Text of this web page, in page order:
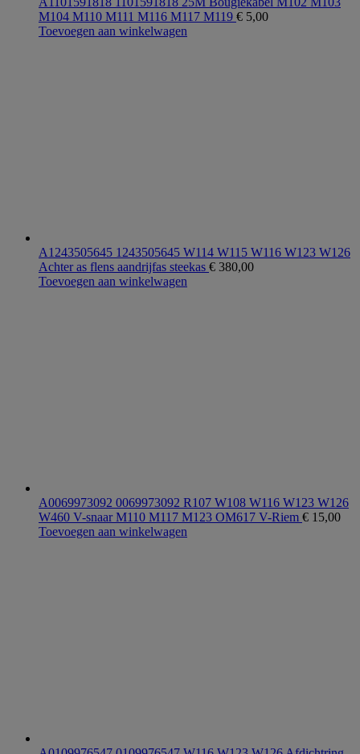
M104 M110 M111 M116 M117 M119 € 5,00
Toevoegen aan winkelwagen
A1243505645 1243505645 W114 W115 W116 W123 W126
Achter as flens aandrijfas steekas € 380,00
Toevoegen aan winkelwagen
A0069973092 0069973092 R107 W108 W116 W123 W126
W460 V-snaar M110 M117 M123 OM617 V-Riem € 15,00
Toevoegen aan winkelwagen